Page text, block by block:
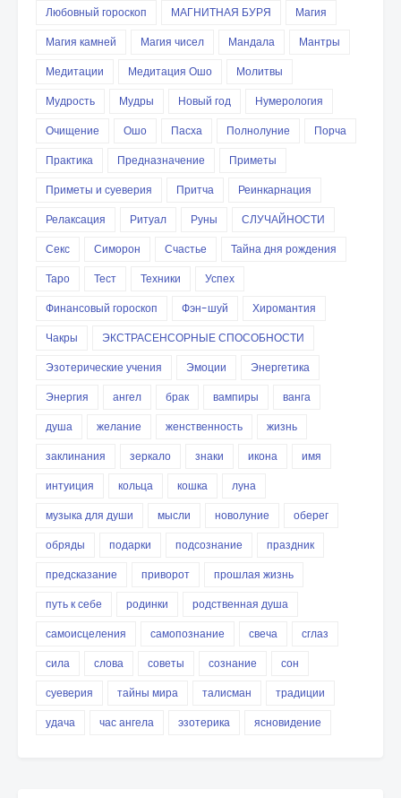
Любовный гороскоп
МАГНИТНАЯ БУРЯ
Магия
Магия камней
Магия чисел Мандала
Мантры
Медитации
Медитация Ошо
Молитвы
Мудрость
Мудры Новый год
Нумерология
Очищение
Ошо Пасха Полнолуние
Порча
Практика
Предназначение
Приметы
Приметы и суеверия
Притча
Реинкарнация
Релаксация
Ритуал Руны
СЛУЧАЙНОСТИ
Секс
Симорон Счастье
Тайна дня рождения
Таро
Тест Техники
Успех
Финансовый гороскоп
Фэн-шуй
Хиромантия
Чакры
ЭКСТРАСЕНСОРНЫЕ СПОСОБНОСТИ
Эзотерические учения
Эмоции
Энергетика
Энергия
ангел брак вампиры
ванга
душа
желание женственность
жизнь
заклинания
зеркало знаки икона
имя
интуиция
кольца кошка
луна
музыка для души
мысли новолуние
оберег
обряды
подарки подсознание
праздник
предсказание
приворот
прошлая жизнь
путь к себе
родинки
родственная душа
самоисцеления
самопознание свеча
сглаз
сила
слова советы сознание
сон
суеверия
тайны мира талисман
традиции
удача
час ангела эзотерика ясновидение